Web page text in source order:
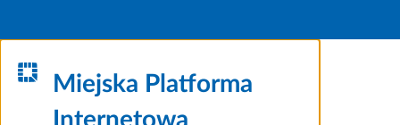
Miejska Platforma
Internetowa